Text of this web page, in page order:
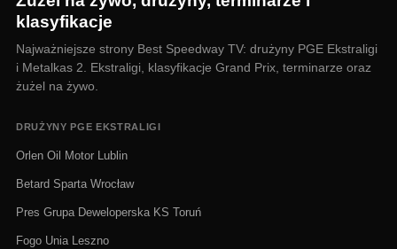
klasyfikacje
Najważniejsze strony Best Speedway TV: drużyny PGE Ekstraligi
i Metalkas 2. Ekstraligi, klasyfikacje Grand Prix, terminarze oraz
żużel na żywo.
DRUŻYNY PGE EKSTRALIGI
Orlen Oil Motor Lublin
Betard Sparta Wrocław
Pres Grupa Deweloperska KS Toruń
Fogo Unia Leszno